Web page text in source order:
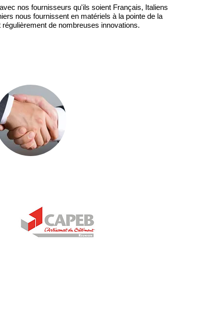
nos fournisseurs qu'ils soient Français, Italiens
nous fournissent en matériels à la pointe de la
de nombreuses innovations.